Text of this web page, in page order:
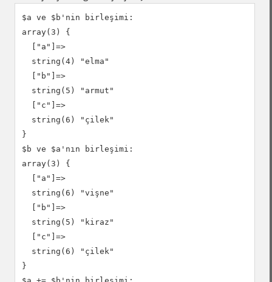
$a ve $b'nin birleşimi:
array(3) {
  ["a"]=>
  string(4) "elma"
  ["b"]=>
  string(5) "armut"
  ["c"]=>
  string(6) "çilek"
}
$b ve $a'nın birleşimi:
array(3) {
  ["a"]=>
  string(6) "vişne"
  ["b"]=>
  string(5) "kiraz"
  ["c"]=>
  string(6) "çilek"
}